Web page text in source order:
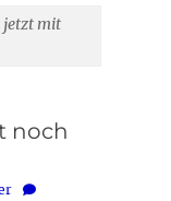
jetzt mit
noch